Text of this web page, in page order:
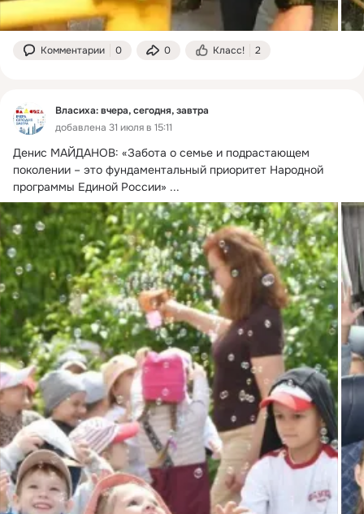
Комментарии 0 0 Класс! 2
Власиха: вчера, сегодня, завтра
добавлена 31 июля в 15:11
Денис МАЙДАНОВ: «Забота о семье и подрастающем
поколении – это фундаментальный приоритет Народной
программы Единой России» ...